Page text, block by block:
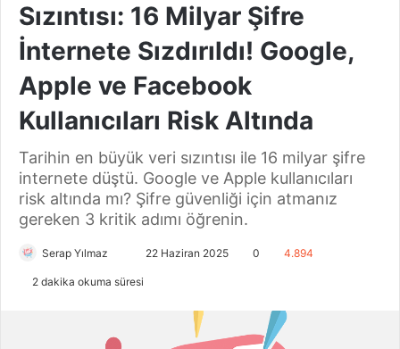
Sızıntısı: 16 Milyar Şifre
İnternete Sızdırıldı! Google,
Apple ve Facebook
Kullanıcıları Risk Altında
Tarihin en büyük veri sızıntısı ile 16 milyar şifre
internete düştü. Google ve Apple kullanıcıları
risk altında mı? Şifre güvenliği için atmanız
gereken 3 kritik adımı öğrenin.
Serap Yılmaz
i
22 Haziran 2025 0 4.894
2 dakika okuma süresi